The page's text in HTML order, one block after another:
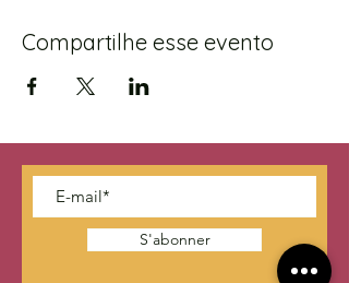
Compartilhe esse evento
S'abonner